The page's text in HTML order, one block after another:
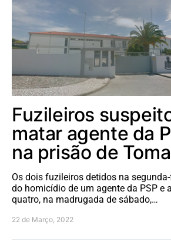
Fuzileiros
matar agente da
na prisão de
Os dois fuzileiros detidos na
do homicídio de um agente da PSP e
quatro, na madrugada de sábado,…
22 de Março, 2022